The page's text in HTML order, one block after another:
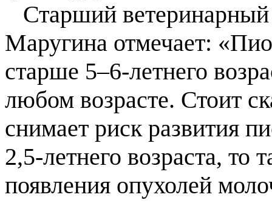
Старший ветеринарный
Маругина отмечает:
старше 5–6-летнего
любом возрасте. Стоит
снимает риск развития
2,5-летнего возраста, то
появления опухолей